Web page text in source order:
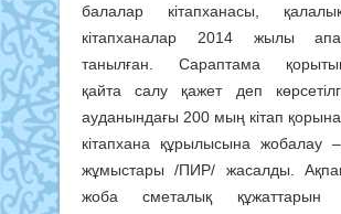
балалар кітапханасы,
кітапханалар 2014 жылы
танылған. Сараптама
қайта салу қажет деп
ауданындағы 200 мың кітап
кітапхана құрылысына жобалау –
жұмыстары /ПИР/ жасалды.
жоба сметалық құжаттарын